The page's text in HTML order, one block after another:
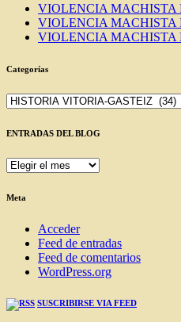
VIOLENCIA MACHISTA
VIOLENCIA MACHISTA
VIOLENCIA MACHISTA
Categorías
Categorías
ENTRADAS DEL BLOG
ENTRADAS
BLOG
Meta
Acceder
Feed de entradas
Feed de comentarios
WordPress.org
SUSCRIBIRSE VIA FEED